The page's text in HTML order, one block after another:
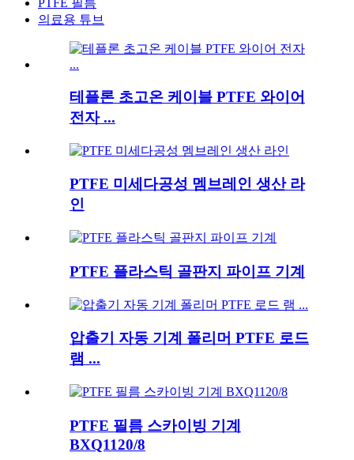
PTFE 필름
의료용 튜브
테플론 초고온 케이블 PTFE 와이어
전자 ...
PTFE 미세다공성 멤브레인 생산 라
인
PTFE 플라스틱 골판지 파이프 기계
압출기 자동 기계 폴리머 PTFE 로드
램 ...
PTFE 필름 스카이빙 기계
BXQ1120/8